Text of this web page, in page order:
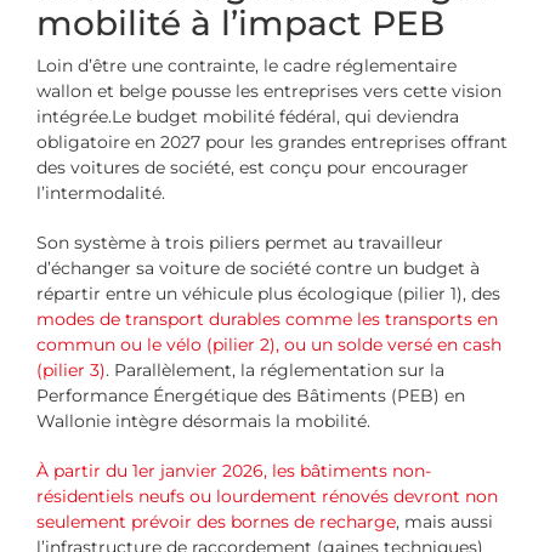
mobilité à l’impact PEB
Loin d’être une contrainte, le cadre réglementaire
wallon et belge pousse les entreprises vers cette vision
intégrée.Le budget mobilité fédéral, qui deviendra
obligatoire en 2027 pour les grandes entreprises offrant
des voitures de société, est conçu pour encourager
l’intermodalité.
Son système à trois piliers permet au travailleur
d’échanger sa voiture de société contre un budget à
répartir entre un véhicule plus écologique (pilier 1), des
modes de transport durables comme les transports en
commun ou le vélo (pilier 2), ou un solde versé en cash
(pilier 3). Parallèlement, la réglementation sur la
Performance Énergétique des Bâtiments (PEB) en
Wallonie intègre désormais la mobilité.
À partir du 1er janvier 2026, les bâtiments non-
résidentiels neufs ou lourdement rénovés devront non
seulement prévoir des bornes de recharge, mais aussi
l’infrastructure de raccordement (gaines techniques)